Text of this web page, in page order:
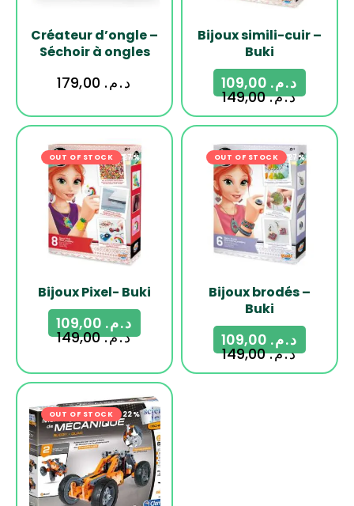
Créateur d’ongle –
Séchoir à ongles
د.م.
Bijoux simili-cuir –
Buki
د.م.149,00
د.م.
OUT OF STOCK -27%
Bijoux Pixel- Buki
د.م.149,00
د.م.
OUT OF STOCK -27%
Bijoux brodés –
Buki
د.م.149,00
د.م.
OUT OF STOCK -22%